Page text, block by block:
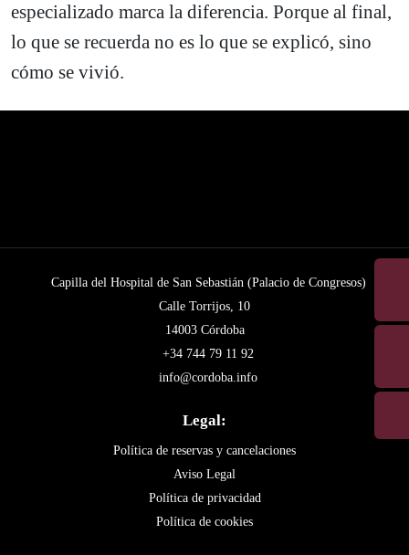
especializado marca la diferencia. Porque al final,
lo que se recuerda no es lo que se explicó, sino
cómo se vivió.
Capilla del Hospital de San Sebastián (Palacio de Congresos)
Calle Torrijos, 10
14003 Córdoba
+34 744 79 11 92
info@cordoba.info
Legal:
Política de reservas y cancelaciones
Aviso Legal
Política de privacidad
Política de cookies